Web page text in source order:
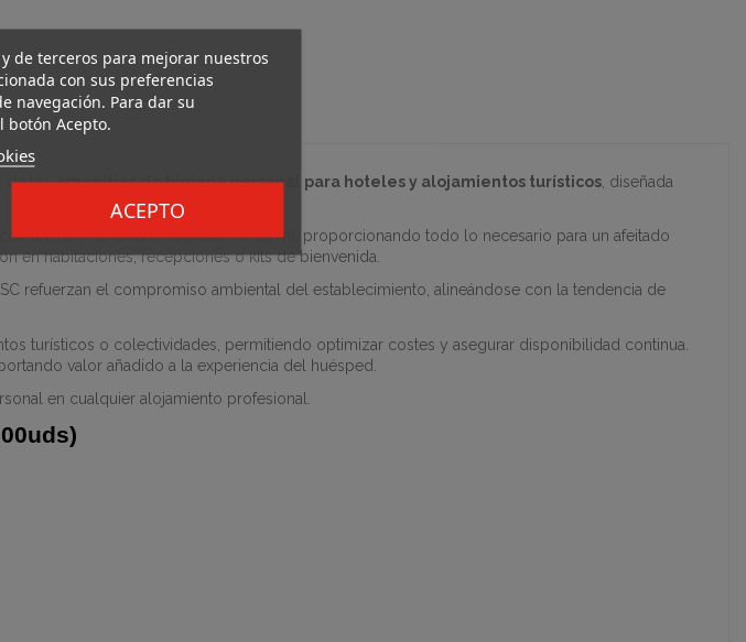
de terceros para mejorar nuestros
con sus preferencias
navegación. Para dar su
botón Acepto.
ACEPTO
de losamenities de higiene personal para hoteles y alojamientos turísticos , diseñada
un tubo de crema de afeitar de 10 ml, proporcionando todo lo necesario para un afeitado
en habitaciones, recepciones o kits de bienvenida.
refuerzan el compromiso ambiental del establecimiento, alineándose con la tendencia de
turísticos o colectividades, permitiendo optimizar costes y asegurar disponibilidad continua.
valor añadido a la experiencia del huésped.
en cualquier alojamiento profesional.